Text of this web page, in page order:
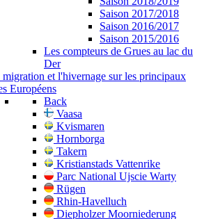
Saison 2017/2018
Saison 2016/2017
Saison 2015/2016
Les compteurs de Grues au lac du
Der
migration et l'hivernage sur les principaux
Européens
Back
Vaasa
Kvismaren
Hornborga
Takern
Kristianstads Vattenrike
Parc National Ujscie Warty
Rügen
Rhin-Havelluch
Diepholzer Moorniederung